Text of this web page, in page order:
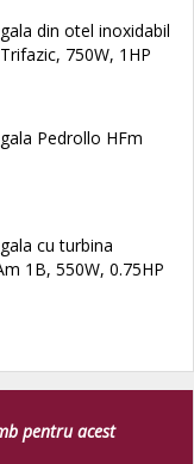
din otel inoxidabil
750W, 1HP
Pedrollo HFm
cu turbina
1B, 550W, 0.75HP
pentru acest